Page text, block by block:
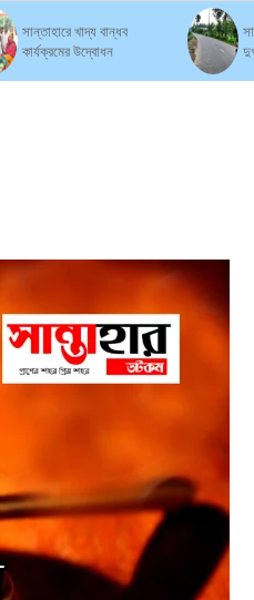
সান্তাহারে খাদ্য বান্ধব
কার্যক্রমের উদ্বোধন